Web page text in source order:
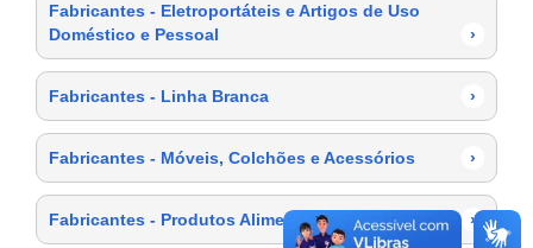
Fabricantes - Eletroportáteis e Artigos de Uso
Doméstico e Pessoal
›
Fabricantes - Linha Branca ›
Fabricantes - Móveis, Colchões e Acessórios ›
Fabricantes - Produtos Alimentícios ›